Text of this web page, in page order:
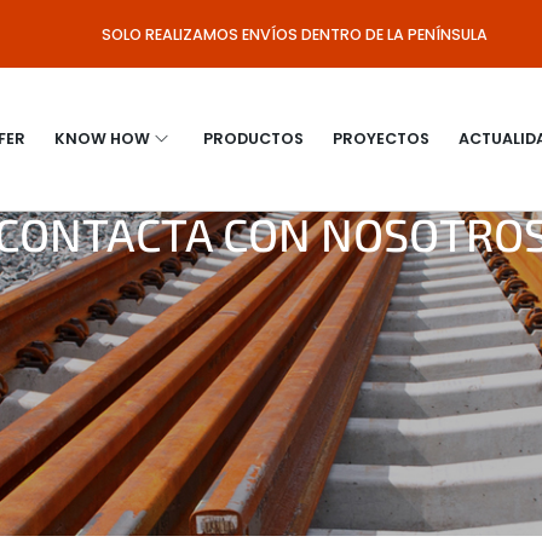
SOLO REALIZAMOS ENVÍOS DENTRO DE LA PENÍNSULA
KNOW HOW PRODUCTOS PROYECTOS
CON